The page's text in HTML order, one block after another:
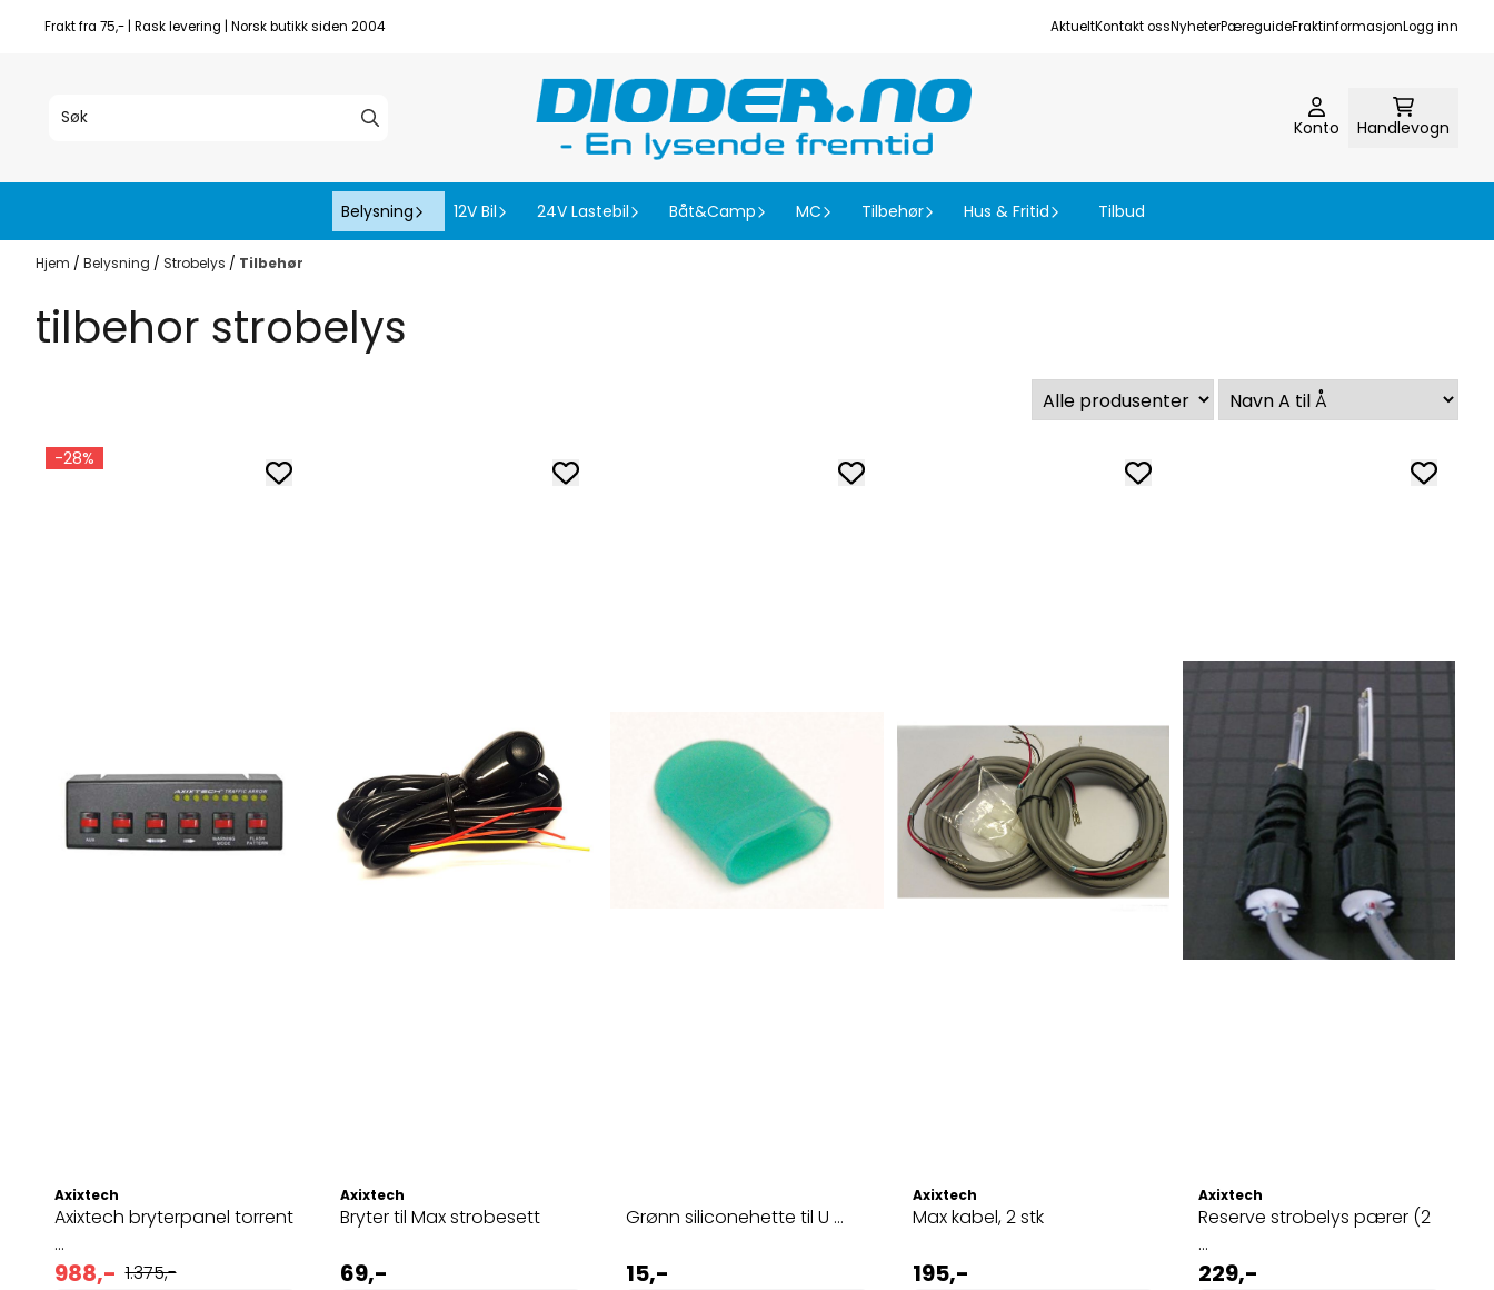
Hopp til innhold
Frakt fra 75,- | Rask levering | Norsk butikk siden 2004 AktueltKontakt ossNyheterPæreguideFraktinformasjonLogg inn
Konto Handlevogn
Belysning 12V Bil 24V Lastebil Båt&Camp MC Tilbehør Hus & Fritid Tilbud
Hjem / Belysning / Strobelys / Tilbehør
tilbehor strobelys
-28%
Axixtech
Axixtech bryterpanel torrent
...
988,- 1.375,-
Axixtech
Bryter til Max strobesett
69,-
Grønn siliconehette til U ...
15,-
Axixtech
Max kabel, 2 stk
195,-
Axixtech
Reserve strobelys pærer (2
...
229,-